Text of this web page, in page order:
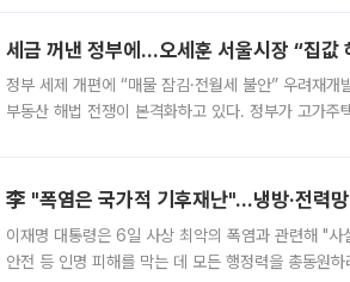
세금 꺼낸 정부에…오세훈 서울시장 “집값
정부 세제 개편에 “매물 잠김·전월세 불안” 우려재
부동산 해법 전쟁이 본격화하고 있다. 정부가 고가
李 "폭염은 국가적 기후재난"…냉방·전력
이재명 대통령은 6일 사상 최악의 폭염과 관련해 "
안전 등 인명 피해를 막는 데 모든 행정력을 총동원